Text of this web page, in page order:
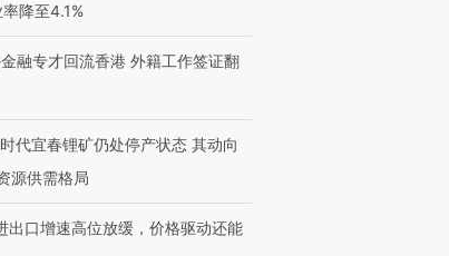
降至4.1%
融专才回流香港 外籍工作签证翻
代宜春锂矿仍处停产状态 其动向
源供需格局
出口增速高位放缓，价格驱动还能